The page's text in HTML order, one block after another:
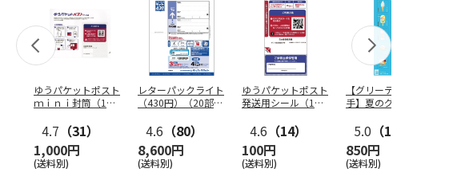
ゆうパケットポスト
ｍｉｎｉ封筒（1個
4.7 （31）
1,000円
(送料別)
レターパックライト
（430円）（20部セ
4.6 （80）
8,600円
(送料別)
ゆうパケットポスト
発送用シール（1個
4.6 （14）
100円
(送料別)
【グリーティング切
手】夏のグリーティ
5.0 （10）
850円
(送料別)